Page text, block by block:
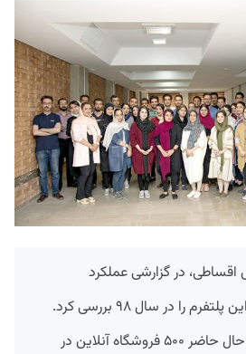
اقساطی، در گزارشی عملکرد
فروشگا‌ه‌های حاضر در این پلتفرم را در سال ۹۸ بررسی کرد.
براساس این گزارش در حال حاضر ۵۰۰ فروشگاه آنلاین در